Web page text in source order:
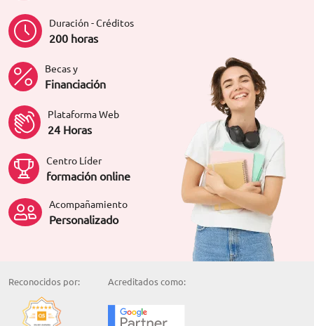
Duración - Créditos
200 horas
Becas y
Financiación
Plataforma Web
24 Horas
Centro Líder
formación online
Acompañamiento
Personalizado
Reconocidos por: Acreditados como: